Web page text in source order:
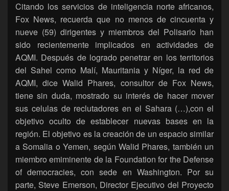
Citando los servicios de inteligencia norte africanos,
Fox News, recuerda que no menos de cincuenta y
nueve (59) dirigentes y miembros del Polisario han
sido recientemente implicados en actividades de
AQMI. Después de logrado penetrar en los territorios
del Sahel como Malí, Mauritania y Níger, la red de
AQMI, dice Walid Phares, consultor de Fox News,
tiene sin duda, mostrado su interés de hacer mover
sus celulas de reclutadores en el Sahara (…),con el
objetivo oculto de establecer nuevas bases en la
región. El objetivo es la creación de un espacio similar
a Somalia o Yemen, según Walid Phares, también un
miembro emiminente de la Foundation for the Defense
of democracies, con sede en Washington. Por su
parte, Steve Emerson, Director Ejecutivo del Proyecto